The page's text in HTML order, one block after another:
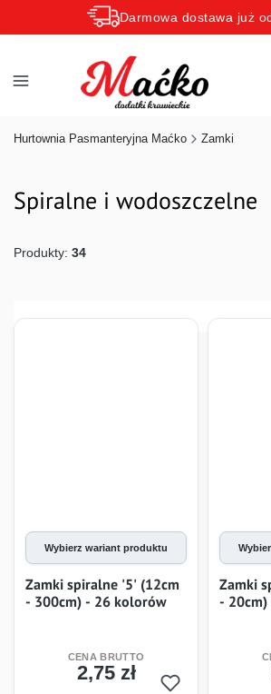
Darmowa dostawa już
Hurtownia Pasmanteryjna Maćko Zamki
Spiralne i wodoszczelne
Produkty: 34
Wybierz wariant produktu
Zamki spiralne '5' (12cm
- 300cm) - 26 kolorów
Cena
2,75 zł
Zamki
-